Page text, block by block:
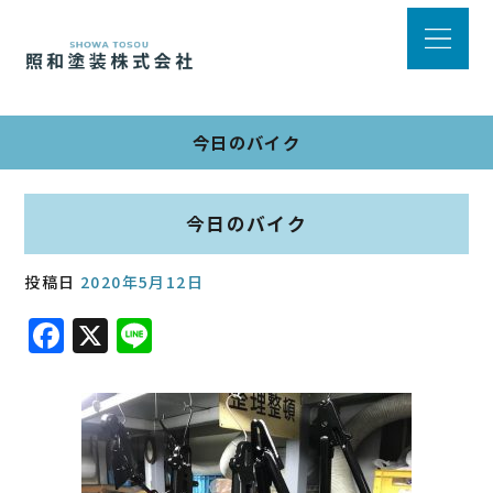
今日のバイク
今日のバイク
投稿日 2020年5月12日
F
a
c
e
b
X
e